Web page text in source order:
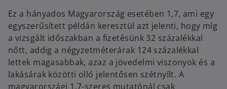
Ez a hányados Magyarország esetében 1,7, ami egy
egyszerűsített példán keresztül azt jelenti, hogy míg
a vizsgált időszakban a fizetésünk 32 százalékkal
nőtt, addig a négyzetméterárak 124 százalékkal
lettek magasabbak, azaz a jövedelmi viszonyok és a
lakásárak közötti olló jelentősen szétnyílt. A
magyarországi 1,7-szeres mutatónál csak